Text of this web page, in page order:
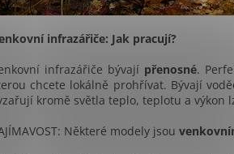
infrazářiče: Jak pracují?
infrazářiče bývají přenosné.
chcete lokálně prohřívat. Bývají
kromě světla teplo, teplotu a výkon
Některé modely jsou